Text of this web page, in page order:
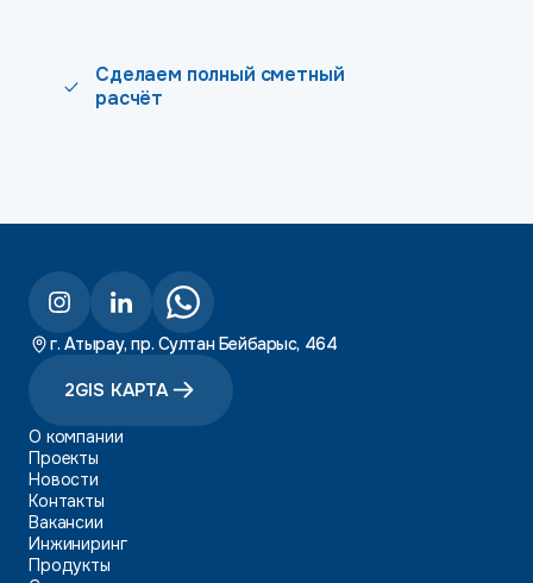
Сделаем полный сметный
расчёт
г. Атырау, пр. Султан Бейбарыс, 464
2GIS КАРТА
О компании
Проекты
Новости
Контакты
Вакансии
Инжиниринг
Продукты